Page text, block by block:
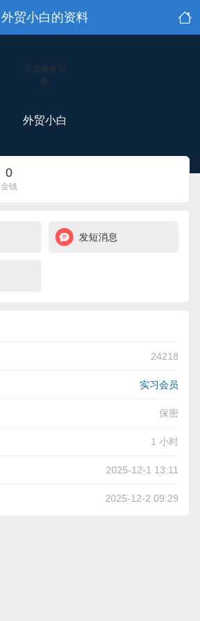
外贸小白的资料
点击重新加
载
外贸小白
0
金钱
发短消息
24218
实习会员
保密
1 小时
2025-12-1 13:11
2025-12-2 09:29